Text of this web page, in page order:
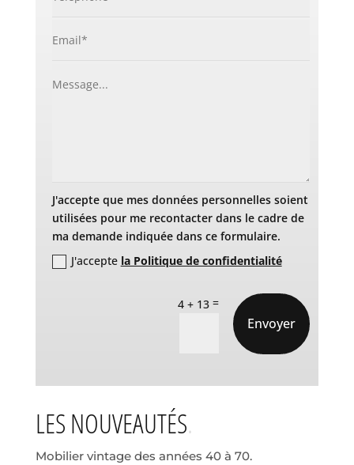
J'accepte que mes données personnelles soient
utilisées pour me recontacter dans le cadre de
ma demande indiquée dans ce formulaire.
J'accepte la Politique de confidentialité
4 + 13 =
Envoyer
LES NOUVEAUTÉS
Mobilier vintage des années 40 à 70.